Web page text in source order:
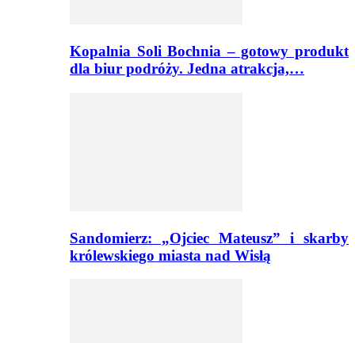
Kopalnia Soli Bochnia – gotowy produkt
dla biur podróży. Jedna atrakcja,…
Sandomierz: „Ojciec Mateusz” i skarby
królewskiego miasta nad Wisłą